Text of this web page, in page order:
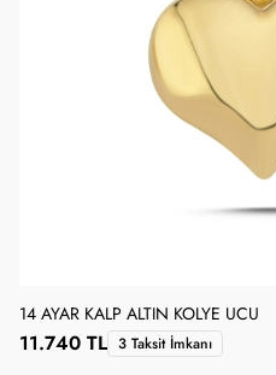
14 AYAR KALP ALTIN KOLYE UCU
11.740 TL 3 Taksit İmkanı